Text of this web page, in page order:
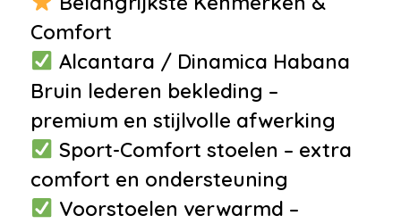
verstelbaar
•Boordcomputer
•Elektrische ramen voor
•Hoofdsteunen achter
•Regensensor
•Stuur verstelbaar
Milieu
Comfort
Alcantara / Dinamica Habana
Bruin lederen bekleding –
premium en stijlvolle afwerking
Sport-Comfort stoelen – extra
comfort en ondersteuning
Voorstoelen verwarmd –